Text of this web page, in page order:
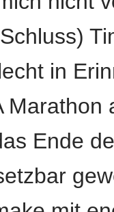
in
Ende